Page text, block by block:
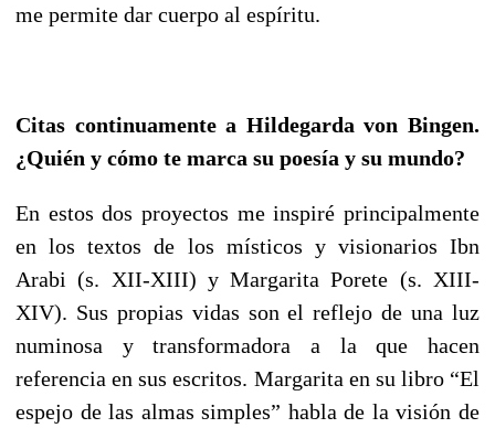
me permite dar cuerpo al espíritu.
Citas continuamente a Hildegarda von Bingen.
¿Quién y cómo te marca su poesía y su mundo?
En estos dos proyectos me inspiré principalmente
en los textos de los místicos y visionarios Ibn
Arabi (s. XII-XIII) y Margarita Porete (s. XIII-
XIV). Sus propias vidas son el reflejo de una luz
numinosa y transformadora a la que hacen
referencia en sus escritos. Margarita en su libro “El
espejo de las almas simples” habla de la visión de